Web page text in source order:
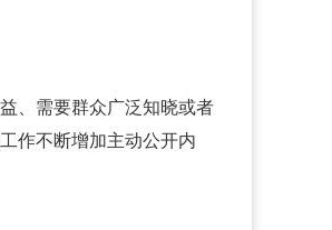
、需要群众广泛知晓或者
作不断增加主动公开内